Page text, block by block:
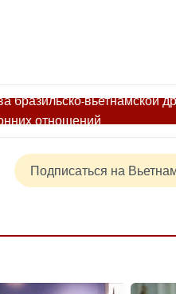
бразильско-вьетнамской
отношений
Подписаться на